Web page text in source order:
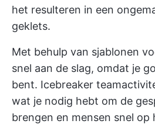
het resulteren in een
geklets.
Met behulp van sjablonen
snel aan de slag, omdat je
bent. Icebreaker
wat je nodig hebt om de
brengen en mensen snel op